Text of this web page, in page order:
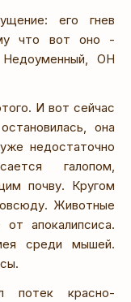
его гнев
что вот оно -
ОН
И вот сейчас
она
недостаточно
галопом,
почву. Кругом
Животные
апокалипсиса.
среди мышей.
потек красно-